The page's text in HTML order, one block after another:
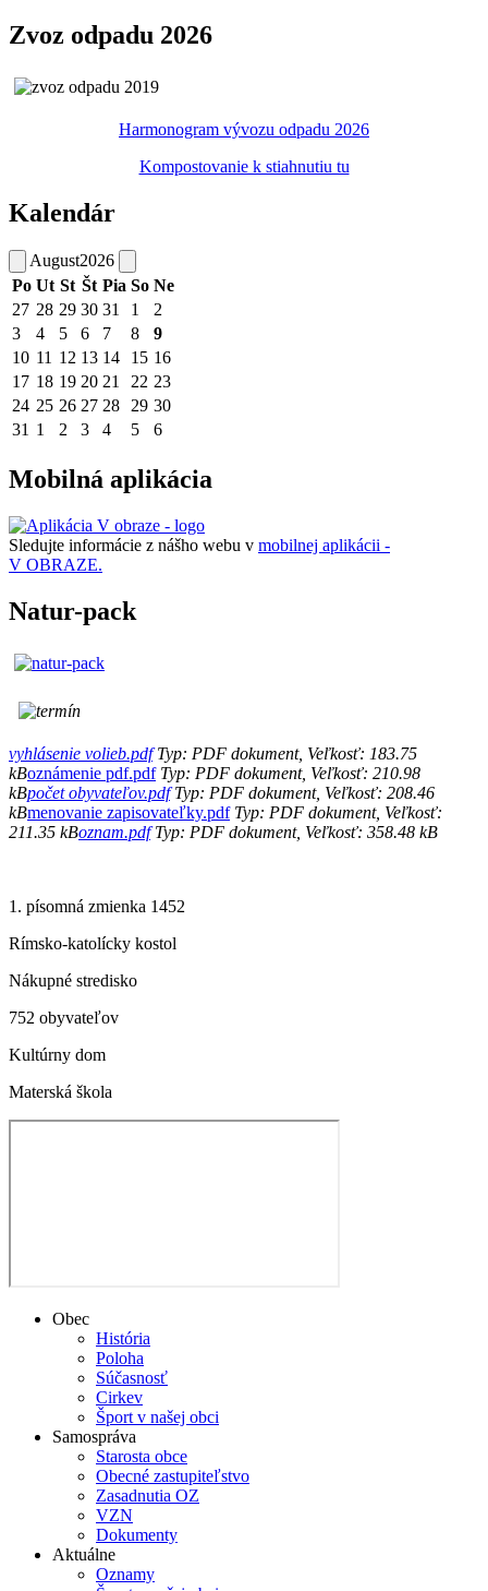
Zvoz odpadu 2026
Harmonogram vývozu odpadu 2026
Kompostovanie k stiahnutiu tu
Kalendár
August2026
Po Ut St Št Pia So Ne
27 28 29 30 31 1
2
3
4 5 6 7 8
9
10 11 12 13 14 15 16
17 18 19 20 21 22 23
24 25 26 27 28 29 30
31 1 2 3 4 5 6
Mobilná aplikácia
Sledujte informácie z nášho webu v mobilnej aplikácii -
V OBRAZE.
Natur-pack
vyhlásenie volieb.pdfTyp: PDF dokument, Veľkosť: 183.75
kBoznámenie pdf.pdfTyp: PDF dokument, Veľkosť: 210.98
kBpočet obyvateľov.pdfTyp: PDF dokument, Veľkosť: 208.46
kBmenovanie zapisovateľky.pdfTyp: PDF dokument, Veľkosť:
211.35 kBoznam.pdfTyp: PDF dokument, Veľkosť: 358.48 kB
1. písomná zmienka 1452
Rímsko-katolícky kostol
Nákupné stredisko
752 obyvateľov
Kultúrny dom
Materská škola
Obec
História
Poloha
Súčasnosť
Cirkev
Šport v našej obci
Samospráva
Starosta obce
Obecné zastupiteľstvo
Zasadnutia OZ
VZN
Dokumenty
Aktuálne
Oznamy